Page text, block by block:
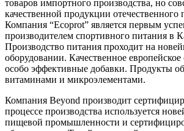
товаров импортного производства, но
качественной продукции отечественного
Компания “Ecoprot” является первым
производителем спортивного питания в
Производство питания проходит на
оборудовании. Качественное европейское
особо эффективные добавки. Продукты
витаминами и микроэлементами.
Компания Beyond производит
процессе производства используется
пищевой промышленности и